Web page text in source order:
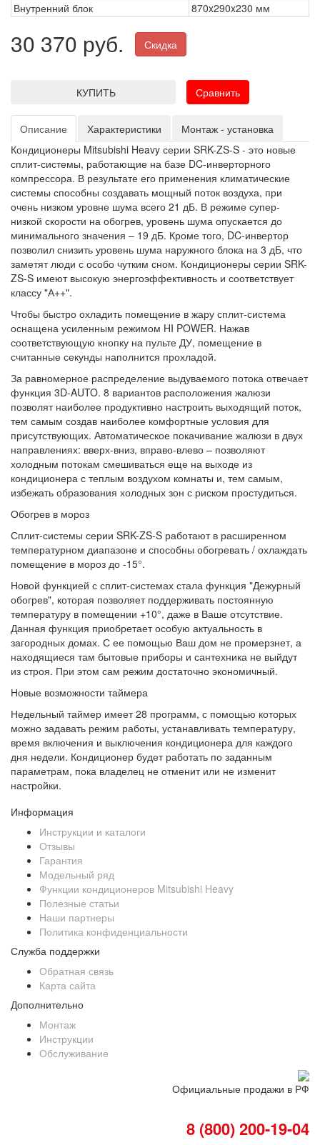
Внутренний блок
870x290x230 мм
30 370 руб. Скидка
КУПИТЬ Сравнить
Описание Характеристики
Монтаж - установка
Кондиционеры Mitsubishi Heavy серии SRK-ZS-S - это новые
сплит-системы, работающие на базе DC-инверторного
компрессора. В результате его применения климатические
системы способны создавать мощный поток воздуха, при
очень низком уровне шума всего 21 дБ. В режиме супер-
низкой скорости на обогрев, уровень шума опускается до
минимального значения – 19 дБ. Кроме того, DC-инвертор
позволил снизить уровень шума наружного блока на 3 дБ, что
заметят люди с особо чутким сном. Кондиционеры серии SRK-
ZS-S имеют высокую энергоэффективность и соответствует
классу "А++".
Чтобы быстро охладить помещение в жару сплит-система
оснащена усиленным режимом HI POWER. Нажав
соответствующую кнопку на пульте ДУ, помещение в
считанные секунды наполнится прохладой.
За равномерное распределение выдуваемого потока отвечает
функция 3D-AUTO. 8 вариантов расположения жалюзи
позволят наиболее продуктивно настроить выходящий поток,
тем самым создав наиболее комфортные условия для
присутствующих. Автоматическое покачивание жалюзи в двух
направлениях: вверх-вниз, вправо-влево – позволяют
холодным потокам смешиваться еще на выходе из
кондиционера с теплым воздухом комнаты и, тем самым,
избежать образования холодных зон с риском простудиться.
Обогрев в мороз
Сплит-системы серии SRK-ZS-S работают в расширенном
температурном диапазоне и способны обогревать / охлаждать
помещение в мороз до -15°.
Новой функцией с сплит-системах стала функция "Дежурный
обогрев", которая позволяет поддерживать постоянную
температуру в помещении +10°, даже в Ваше отсутствие.
Данная функция приобретает особую актуальность в
загородных домах. С ее помощью Ваш дом не промерзнет, а
находящиеся там бытовые приборы и сантехника не выйдут
из строя. При этом сам режим достаточно экономичный.
Новые возможности таймера
Недельный таймер имеет 28 программ, с помощью которых
можно задавать режим работы, устанавливать температуру,
время включения и выключения кондиционера для каждого
дня недели. Кондиционер будет работать по заданным
параметрам, пока владелец не отменит или не изменит
настройки.
Информация
Инструкции и каталоги
Отзывы
Гарантия
Модельный ряд
Функции кондиционеров Mitsubishi Heavy
Полезные статьи
Наши партнеры
Политика конфиденциальности
Служба поддержки
Обратная связь
Карта сайта
Дополнительно
Монтаж
Инструкции
Обслуживание
Официальные продажи в РФ
8 (800) 200-19-04